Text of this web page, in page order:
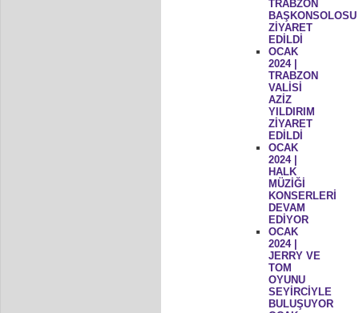
TRABZON
BAŞKONSOLOSU
ZİYARET
EDİLDİ
OCAK
2024 |
TRABZON
VALİSİ
AZİZ
YILDIRIM
ZİYARET
EDİLDİ
OCAK
2024 |
HALK
MÜZİĞİ
KONSERLERİ
DEVAM
EDİYOR
OCAK
2024 |
JERRY VE
TOM
OYUNU
SEYİRCİYLE
BULUŞUYOR